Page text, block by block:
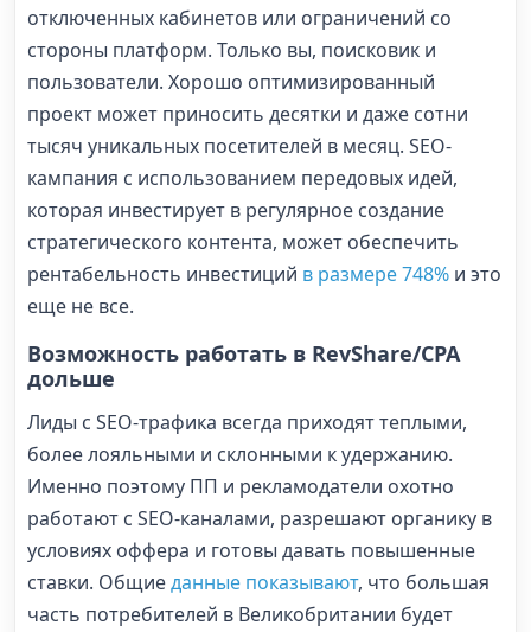
отключенных кабинетов или ограничений со
стороны платформ. Только вы, поисковик и
пользователи. Хорошо оптимизированный
проект может приносить десятки и даже сотни
тысяч уникальных посетителей в месяц. SEO-
кампания с использованием передовых идей,
которая инвестирует в регулярное создание
стратегического контента, может обеспечить
рентабельность инвестиций в размере 748% и это
еще не все.
Возможность работать в RevShare/CPA
дольше
Лиды с SEO-трафика всегда приходят теплыми,
более лояльными и склонными к удержанию.
Именно поэтому ПП и рекламодатели охотно
работают с SEO-каналами, разрешают органику в
условиях оффера и готовы давать повышенные
ставки. Общиеданные показывают, что большая
часть потребителей в Великобритании будет